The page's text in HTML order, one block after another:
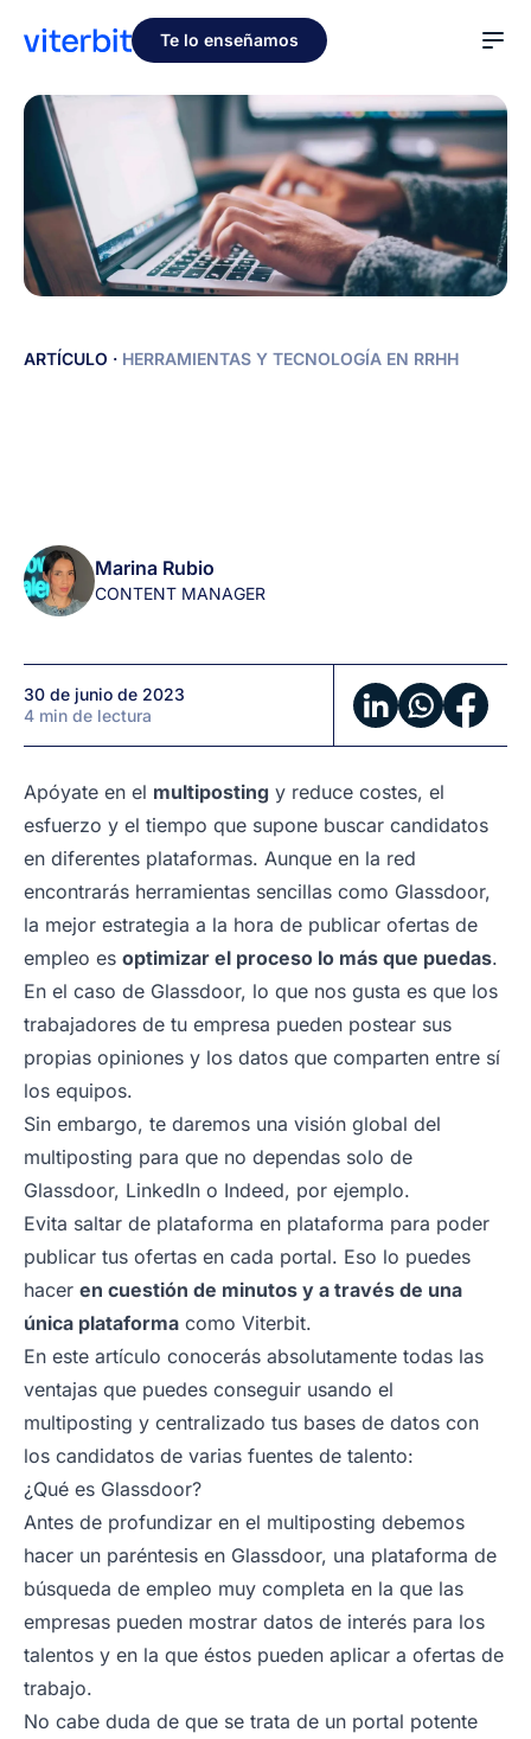
Te lo enseñamos
Glassdoor
ofertas
automáticamente
ARTÍCULO · HERRAMIENTAS Y TECNOLOGÍA EN RRHH
Marina Rubio
CONTENT MANAGER
30 de junio de 2023
4 min de lectura
Apóyate en el multiposting y reduce costes, el
esfuerzo y el tiempo que supone buscar candidatos
en diferentes plataformas. Aunque en la red
encontrarás herramientas sencillas como Glassdoor,
la mejor estrategia a la hora de publicar ofertas de
empleo es optimizar el proceso lo más que puedas.
En el caso de Glassdoor, lo que nos gusta es que los
trabajadores de tu empresa pueden postear sus
propias opiniones y los datos que comparten entre sí
los equipos.
Sin embargo, te daremos una visión global del
multiposting para que no dependas solo de
Glassdoor, LinkedIn o Indeed, por ejemplo.
Evita saltar de plataforma en plataforma para poder
publicar tus ofertas en cada portal. Eso lo puedes
hacer en cuestión de minutos y a través de una
única plataforma como Viterbit.
En este artículo conocerás absolutamente todas las
ventajas que puedes conseguir usando el
multiposting y centralizado tus bases de datos con
los candidatos de varias fuentes de talento:
¿Qué es Glassdoor?
Antes de profundizar en el multiposting debemos
hacer un paréntesis en Glassdoor, una plataforma de
búsqueda de empleo muy completa en la que las
empresas pueden mostrar datos de interés para los
talentos y en la que éstos pueden aplicar a ofertas de
trabajo.
No cabe duda de que se trata de un portal potente